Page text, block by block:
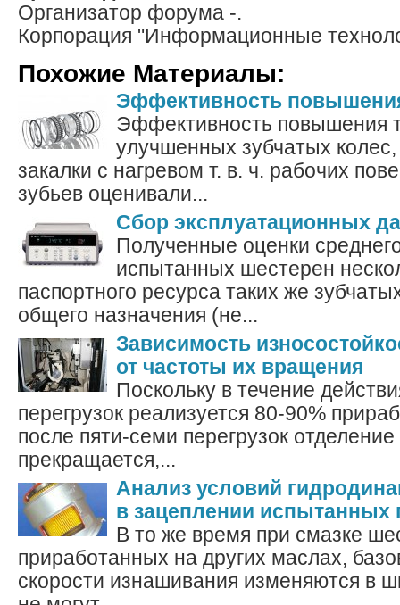
Организатор форума -.
Корпорация "Информационные
Похожие Материалы:
Эффективность
Эффективность повышения
улучшенных зубчатых
закалки с нагревом т. в. ч. рабочих
зубьев оценивали...
Сбор эксплуатационных
Полученные оценки
испытанных шестерен
паспортного ресурса таких же
общего назначения (не...
Зависимость
от частоты их вращения
Поскольку в течение
перегрузок реализуется 80-90%
после пяти-семи перегрузок
прекращается,...
Анализ условий
в зацеплении испытанных
В то же время при смазке
приработанных на других маслах,
скорости изнашивания изменяются в